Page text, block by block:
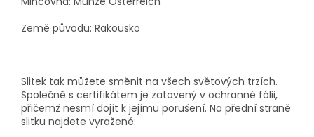
Země původu: Rakousko
Slitek tak můžete směnit na všech světových trzích.
Společně s certifikátem je zatavený v ochranné fólii,
přičemž nesmí dojít k jejímu porušení. Na přední straně
slitku najdete vyražené: